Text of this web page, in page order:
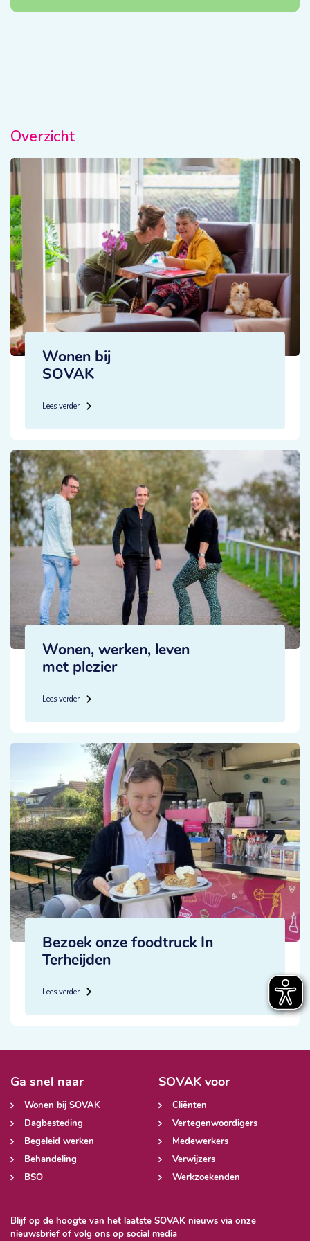
Overzicht
Wonen bij
SOVAK
Lees verder
Wonen, werken, leven
met plezier
Lees verder
Bezoek onze foodtruck In
Terheijden
Lees verder
Blijf op de hoogte van het laatste SOVAK nieuws via onze
nieuwsbrief of volg ons op social media
Ga snel naar
Wonen bij SOVAK
Dagbesteding
Begeleid werken
Behandeling
BSO
SOVAK voor
Cliënten
Vertegenwoordigers
Medewerkers
Verwijzers
Werkzoekenden